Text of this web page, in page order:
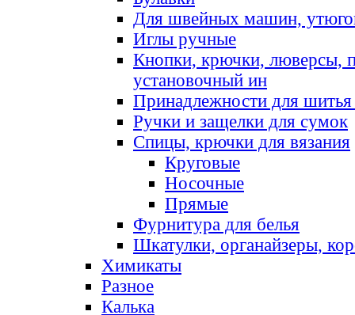
Для швейных машин,
Иглы ручные
Кнопки, крючки, люверсы,
установочный ин
Принадлежности для шитья
Ручки и защелки для сумок
Спицы, крючки для вязания
Круговые
Носочные
Прямые
Фурнитура для белья
Шкатулки, органайзеры,
Химикаты
Разное
Калька